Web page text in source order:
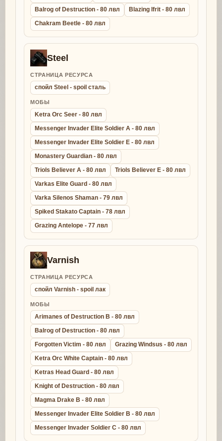
Balrog of Destruction - 80 лвл
Blazing Ifrit - 80 лвл
Chakram Beetle - 80 лвл
Steel
СТРАНИЦА РЕСУРСА
спойл Steel - spoil сталь
МОБЫ
Ketra Orc Seer - 80 лвл
Messenger Invader Elite Soldier A - 80 лвл
Messenger Invader Elite Soldier E - 80 лвл
Monastery Guardian - 80 лвл
Triols Believer A - 80 лвл
Triols Believer E - 80 лвл
Varkas Elite Guard - 80 лвл
Varka Silenos Shaman - 79 лвл
Spiked Stakato Captain - 78 лвл
Grazing Antelope - 77 лвл
Varnish
СТРАНИЦА РЕСУРСА
спойл Varnish - spoil лак
МОБЫ
Arimanes of Destruction B - 80 лвл
Balrog of Destruction - 80 лвл
Forgotten Victim - 80 лвл
Grazing Windsus - 80 лвл
Ketra Orc White Captain - 80 лвл
Ketras Head Guard - 80 лвл
Knight of Destruction - 80 лвл
Magma Drake B - 80 лвл
Messenger Invader Elite Soldier B - 80 лвл
Messenger Invader Soldier C - 80 лвл